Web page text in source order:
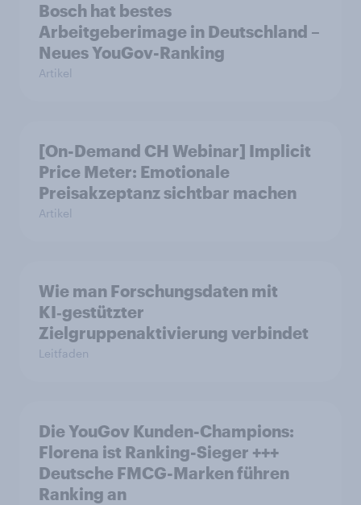
Bosch hat bestes
Arbeitgeberimage in Deutschland –
Neues YouGov-Ranking
Artikel
[On-Demand CH Webinar] Implicit
Price Meter: Emotionale
Preisakzeptanz sichtbar machen
Artikel
Wie man Forschungsdaten mit
KI‑gestützter
Zielgruppenaktivierung verbindet
Leitfaden
Die YouGov Kunden-Champions:
Florena ist Ranking-Sieger +++
Deutsche FMCG-Marken führen
Ranking an